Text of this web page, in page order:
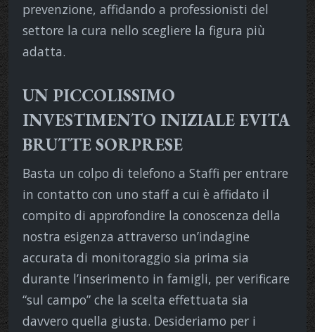
prevenzione, affidando a professionisti del
settore la cura nello scegliere la figura più
adatta.
UN PICCOLISSIMO
INVESTIMENTO INIZIALE EVITA
BRUTTE SORPRESE
Basta un colpo di telefono a Staffi per entrare
in contatto con uno staff a cui è affidato il
compito di approfondire la conoscenza della
nostra esigenza attraverso un’indagine
accurata di monitoraggio sia prima sia
durante l’inserimento in famigli, per verificare
“sul campo” che la scelta effettuata sia
davvero quella giusta. Desideriamo per i